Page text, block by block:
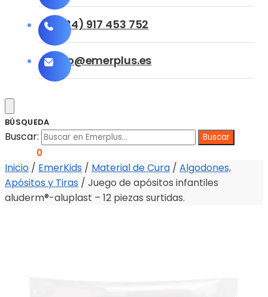
(+34) 917 453 752
info@emerplus.es
BÚSQUEDA
Buscar:
0
Inicio / EmerKids / Material de Cura / Algodones,
Apósitos y Tiras / Juego de apósitos infantiles
aluderm®-aluplast – 12 piezas surtidas.